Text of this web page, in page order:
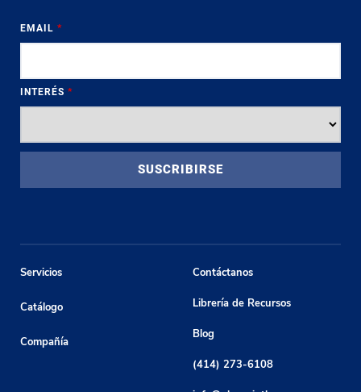
EMAIL *
INTERÉS *
Servicios
Catálogo
Compañía
Contáctanos
Librería de Recursos
Blog
(414) 273-6108